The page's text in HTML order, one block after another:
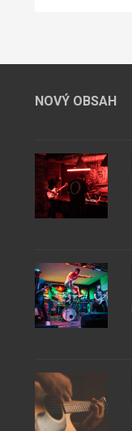
NOVÝ OBSAH